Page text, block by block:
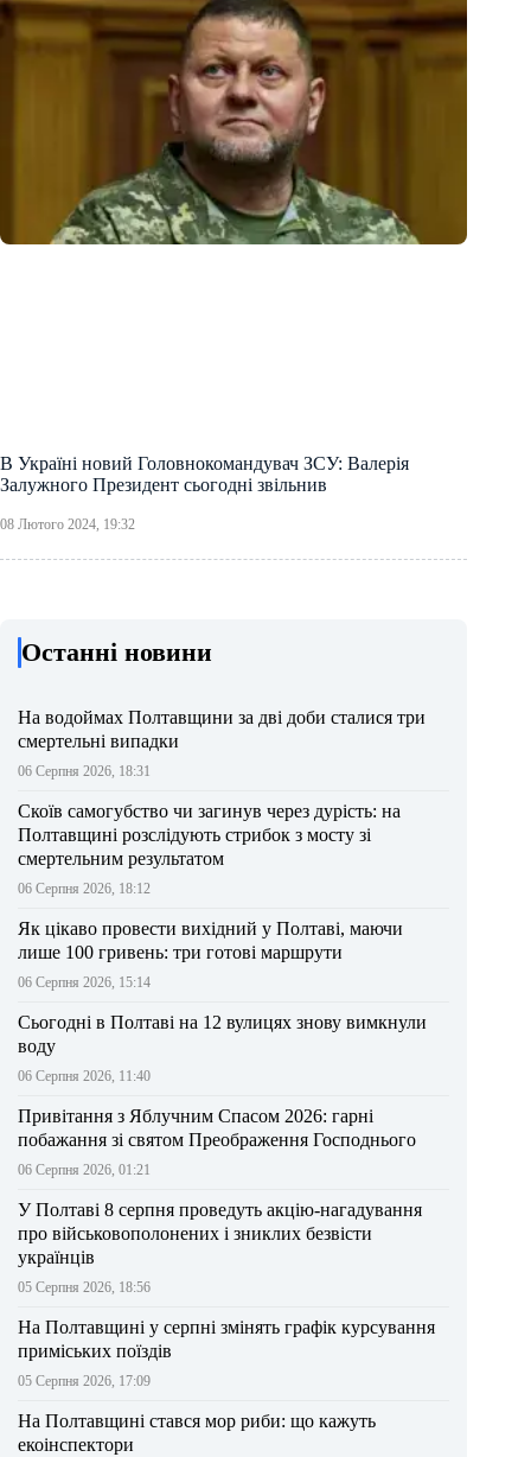
В Україні новий Головнокомандувач ЗСУ: Валерія
Залужного Президент сьогодні звільнив
08 Лютого 2024, 19:32
Останні новини
На водоймах Полтавщини за дві доби сталися три
смертельні випадки
06 Серпня 2026, 18:31
Скоїв самогубство чи загинув через дурість: на
Полтавщині розслідують стрибок з мосту зі
смертельним результатом
06 Серпня 2026, 18:12
Як цікаво провести вихідний у Полтаві, маючи
лише 100 гривень: три готові маршрути
06 Серпня 2026, 15:14
Сьогодні в Полтаві на 12 вулицях знову вимкнули
воду
06 Серпня 2026, 11:40
Привітання з Яблучним Спасом 2026: гарні
побажання зі святом Преображення Господнього
06 Серпня 2026, 01:21
У Полтаві 8 серпня проведуть акцію-нагадування
про військовополонених і зниклих безвісти
українців
05 Серпня 2026, 18:56
На Полтавщині у серпні змінять графік курсування
приміських поїздів
05 Серпня 2026, 17:09
На Полтавщині стався мор риби: що кажуть
екоінспектори